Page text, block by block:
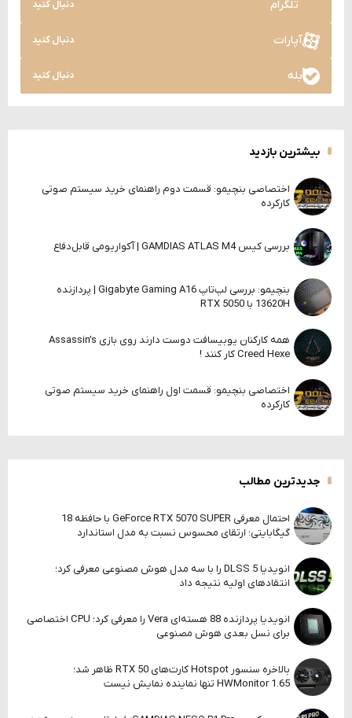
تلگرام دنبال کنید
آپارات دنبال کنید
بله دنبال کنید
بیشترین بازدید
اختصاصی بنچیمو: قسمت دوم راهنمای خرید سیستم صوتی
کارکرده
بررسی کیس GAMDIAS ATLAS M4 | آکواریومی قابل‌دفاع
بنچیمو: بررسی لپ‌تاپ Gigabyte Gaming A16 | پردازنده
13620H با RTX 5050
همه کارکنان یوبیسافت دوست دارند روی بازی Assassin’s
Creed Hexe کار کنند !
اختصاصی بنچیمو: قسمت اول راهنمای خرید سیستم صوتی
کارکرده
جدیدترین مطالب
احتمال معرفی GeForce RTX 5070 SUPER با حافظه 18
گیگابایتی؛ ارتقای محسوس نسبت به مدل استاندارد
انویدیا DLSS 5 را با سه مدل هوش مصنوعی معرفی کرد؛
انتقادهای اولیه نتیجه داد
انویدیا پردازنده 88 هسته‌ای Vera را معرفی کرد؛ CPU اختصاصی
برای نسل بعدی هوش مصنوعی
بالاخره سنسور Hotspot کارت‌های RTX 50 ظاهر شد؛
HWMonitor 1.65 تنها نماینده نمایش نیست